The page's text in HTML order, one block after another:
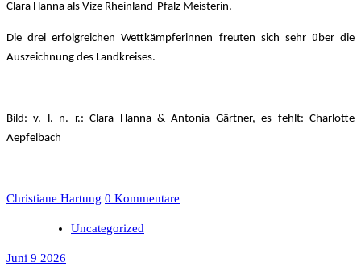
Clara Hanna als Vize Rheinland-Pfalz Meisterin.
Die drei erfolgreichen Wettkämpferinnen freuten sich sehr über die
Auszeichnung des Landkreises.
Bild: v. l. n. r.: Clara Hanna & Antonia Gärtner, es fehlt: Charlotte
Aepfelbach
Christiane Hartung 0 Kommentare
Uncategorized
Juni 9 2026